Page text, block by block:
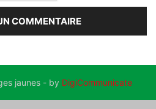
jaunes - by DigiCommunicate